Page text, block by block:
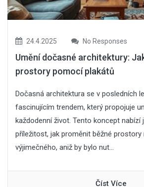
24.4.2025 No Responses
Umění dočasné architektury:
prostory pomocí plakátů
Dočasná architektura se v posledních
fascinujícím trendem, který propojuje
každodenní život. Tento koncept nabízí
příležitost, jak proměnit běžné prostory
výjimečného, aniž by bylo nut...
Číst Více